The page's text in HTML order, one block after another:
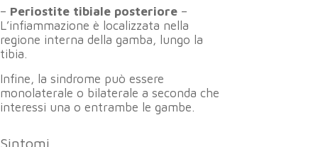
– Periostite tibiale posteriore –
L’infiammazione è localizzata nella
regione interna della gamba, lungo la
tibia.
Infine, la sindrome può essere
monolaterale o bilaterale a seconda che
interessi una o entrambe le gambe.
Sintomi